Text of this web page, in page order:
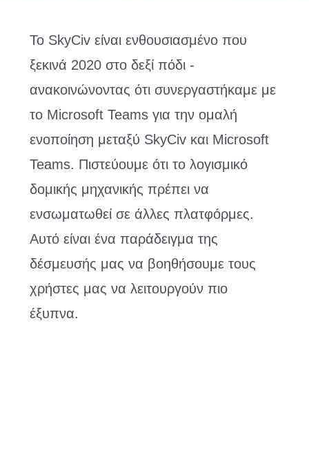
Το SkyCiv είναι ενθουσιασμένο που
ξεκινά 2020 στο δεξί πόδι -
ανακοινώνοντας ότι συνεργαστήκαμε με
το Microsoft Teams για την ομαλή
ενοποίηση μεταξύ SkyCiv και Microsoft
Teams. Πιστεύουμε ότι το λογισμικό
δομικής μηχανικής πρέπει να
ενσωματωθεί σε άλλες πλατφόρμες.
Αυτό είναι ένα παράδειγμα της
δέσμευσής μας να βοηθήσουμε τους
χρήστες μας να λειτουργούν πιο
έξυπνα.